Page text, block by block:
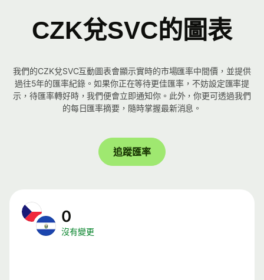
CZK兌SVC的圖表
我們的CZK兌SVC互動圖表會顯示實時的市場匯率中間價，並提供
過往5年的匯率紀錄。如果你正在等待更佳匯率，不妨設定匯率提
示，待匯率轉好時，我們便會立即通知你。此外，你更可透過我們
的每日匯率摘要，隨時掌握最新消息。
追蹤匯率
0
沒有變更